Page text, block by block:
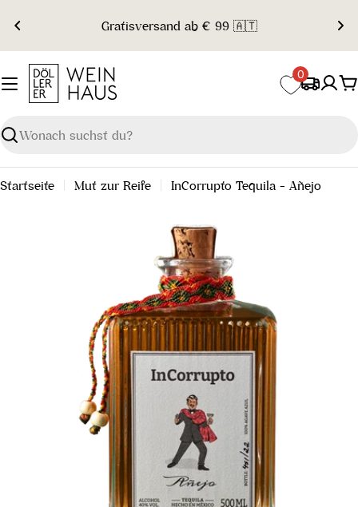
Inhalt
springen
Gratisversand ab € 99 🇦🇹
Suchen
0
Startseite Mut zur Reife InCorrupto Tequila - Añejo